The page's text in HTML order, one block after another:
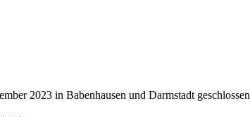
2023 in Babenhausen und Darmstadt